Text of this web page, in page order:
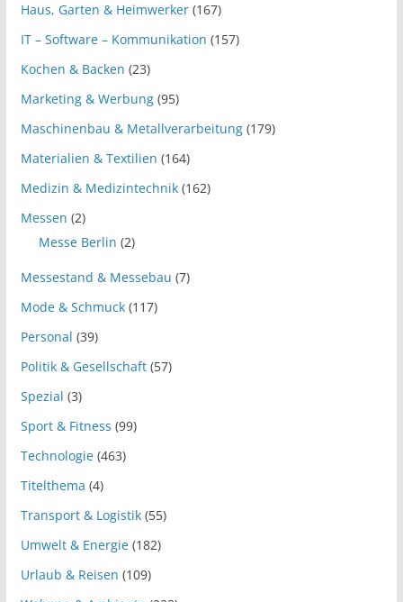
Haus, Garten & Heimwerker(167)
IT – Software – Kommunikation (157)
Kochen & Backen (23)
Marketing & Werbung(95)
Maschinenbau & Metallverarbeitung(179)
Materialien & Textilien (164)
Medizin & Medizintechnik(162)
Messen (2)
Messe Berlin (2)
Messestand & Messebau (7)
Mode & Schmuck(117)
Personal (39)
Politik & Gesellschaft(57)
Spezial (3)
Sport & Fitness (99)
Technologie(463)
Titelthema (4)
Transport & Logistik(55)
Umwelt & Energie(182)
Urlaub & Reisen (109)